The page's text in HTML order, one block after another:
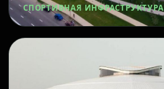
СПОРТИВНАЯ ИНФРАСТРУКТУРА